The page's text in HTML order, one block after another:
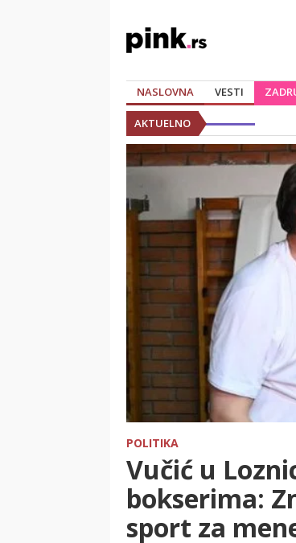
NASLOVNA VESTI
AKTUELNO
POLITIKA
Vučić u
bokserima:
sport za